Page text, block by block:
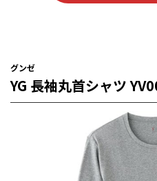
グンゼ
YG 長袖丸首シャツ